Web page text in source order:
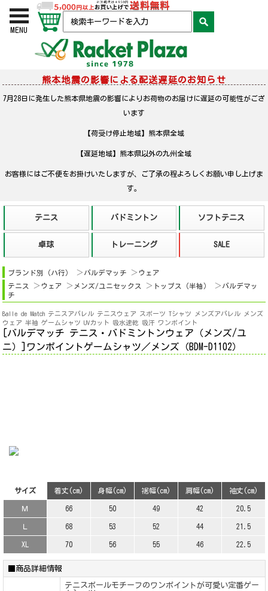
MENU
熊本地震の影響による配送遅延のお知らせ
7月28日に発生した熊本県地震の影響によりお荷物のお届けに遅延の可能性がござ
います
【荷受け停止地域】熊本県全域
【遅延地域】熊本県以外の九州全域
お客様にはご不便をお掛けいたしますが、ご了承の程よろしくお願い申し上げま
す。
ブランド別（ハ行） バルデマッチ
ウェア
テニス
ウェア メンズ/ユニセックス トップス（半袖）
バルデマッ
チ
Balle de Match テニスアパレル テニスウェア スポーツ Tシャツ メンズアパレル メンズ
ウェア 半袖 ゲームシャツ UVカット 吸水速乾 吸汗 ワンポイント
[バルデマッチ テニス・バドミントンウェア（メンズ/ユ
ニ）]ワンポイントゲームシャツ／メンズ（BDM-D1102）
サイズ 着丈(cm) 身幅(cm) 裾幅(cm) 肩幅(cm) 袖丈(cm)
Ｍ 66 50 49 42 20.5
68 53 52 44 21.5
XL 70 56 55 46 22.5
■商品詳細情報
テニスボールモチーフのワンポイントが可愛い定番ゲー